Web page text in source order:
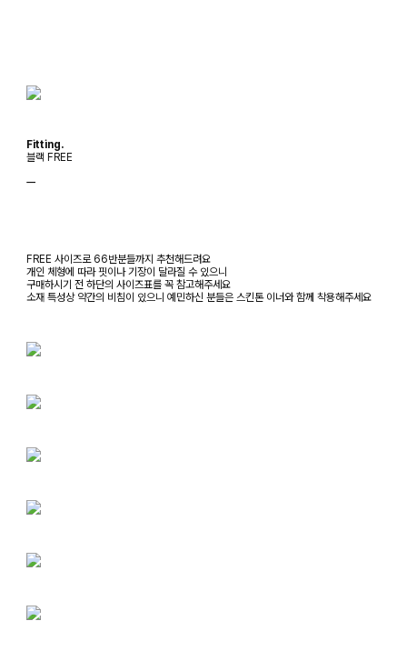
Fitting.
블랙 FREE
ㅡ
FREE 사이즈로 66반분들까지 추천해드려요
개인 체형에 따라 핏이나 기장이 달라질 수 있으니
구매하시기 전 하단의 사이즈표를 꼭 참고해주세요
소재 특성상 약간의 비침이 있으니 예민하신 분들은 스킨톤 이너와 함께 착용해주세요